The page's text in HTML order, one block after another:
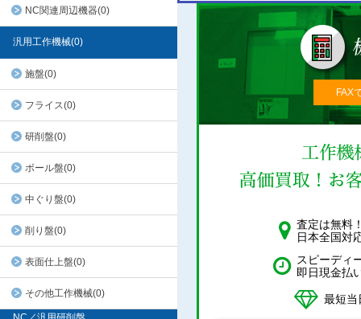
NC関連周辺機器(0)
汎用工作機械(0)
施盤(0)
フライス(0)
研削盤(0)
ボール盤(0)
中ぐり盤(0)
削り盤(0)
表面仕上盤(0)
その他工作機械(0)
FAX
査定は無料
日本全国対
スピーディ
即日現金払
最短当